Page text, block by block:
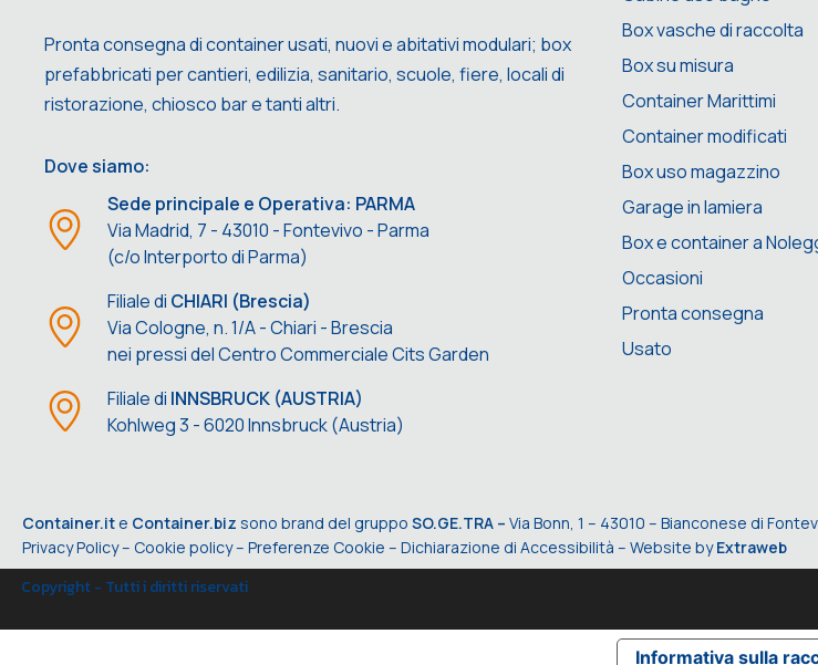
Pronta consegna di container usati, nuovi e abitativi modulari; box
prefabbricati per cantieri, edilizia, sanitario, scuole, fiere, locali di
ristorazione, chiosco bar e tanti altri.
Dove siamo:
Sede principale e Operativa: PARMA
Via Madrid, 7 - 43010 - Fontevivo - Parma
(c/o Interporto di Parma)
Filiale di CHIARI (Brescia)
Via Cologne, n. 1/A - Chiari - Brescia
nei pressi del Centro Commerciale Cits Garden
Filiale di INNSBRUCK (AUSTRIA)
Kohlweg 3 - 6020 Innsbruck (Austria)
Box vasche di raccolta
Box su misura
Container Marittimi
Container modificati
Box uso magazzino
Garage in lamiera
Box e container a
Occasioni
Pronta consegna
Usato
Container.it e Container.biz sono brand del gruppo SO.GE.TRA – Via Bonn, 1 – 43010 – Bianconese di
Privacy Policy– Cookie policy– Preferenze Cookie – Dichiarazione di Accessibilità – Website byExtraweb
Copyright - Tutti i diritti riservati
Informativa sulla